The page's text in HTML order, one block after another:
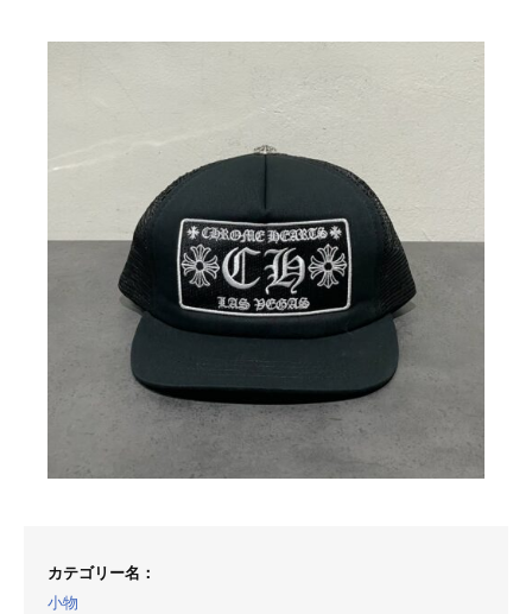
カテゴリー名 ：
小物